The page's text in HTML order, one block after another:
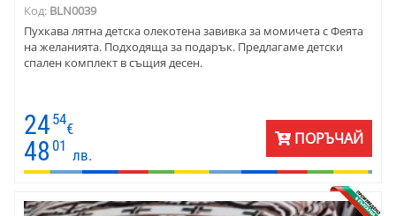
Код: BLN0039
Пухкава лятна детска олекотена завивка за момичета с Феята
на желанията. Подходяща за подарък. Предлагаме детски
спален комплект в същия десен.
24 54
€
48 01
лв.
ПОРЪЧАЙ